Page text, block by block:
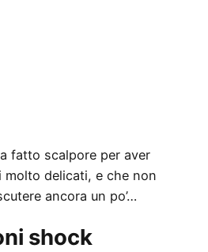
fatto scalpore per aver
delicati, e che non
ancora un po’…
shock